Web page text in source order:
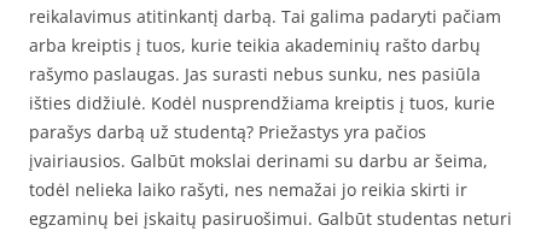
reikalavimus atitinkantį darbą. Tai galima padaryti pačiam
arba kreiptis į tuos, kurie teikia akademinių rašto darbų
rašymo paslaugas. Jas surasti nebus sunku, nes pasiūla
išties didžiulė. Kodėl nusprendžiama kreiptis į tuos, kurie
parašys darbą už studentą? Priežastys yra pačios
įvairiausios. Galbūt mokslai derinami su darbu ar šeima,
todėl nelieka laiko rašyti, nes nemažai jo reikia skirti ir
egzaminų bei įskaitų pasiruošimui. Galbūt studentas neturi